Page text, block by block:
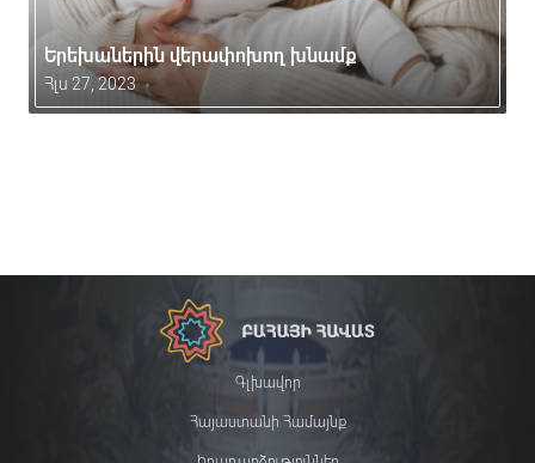
Երեխաներին վերափոխող խնամք
Հլս 27, 2023
Գլխավոր
Հայաստանի Համայնք